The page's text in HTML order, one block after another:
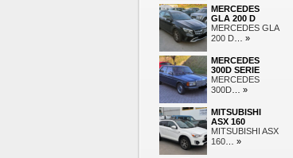
MERCEDES
GLA 200 D
MERCEDES GLA
200 D … »
MERCEDES
300D SERIE
MERCEDES
300D … »
MITSUBISHI
ASX 160
MITSUBISHI ASX
160 … »